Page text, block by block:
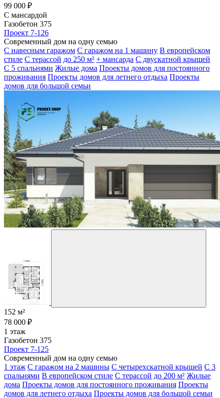
99 000 ₽
С мансардой
Газобетон 375
Проект 7-126
Современный дом на одну семью
С навесным гаражом С гаражом на 1 машину В европейском
стиле С терассой до 250 м² + мансарда С двускатной крышей
С 5 спальнями Жилые дома Проекты домов для постоянного
проживания Проекты домов для летнего отдыха Проекты
домов для большой семьи
152 м²
78 000 ₽
1 этаж
Газобетон 375
Проект 7-125
Современный дом на одну семью
1 этаж С гаражом на 2 машины С четырехскатной крышей С 3
спальнями В европейском стиле С терассой до 200 м² Жилые
дома Проекты домов для постоянного проживания Проекты
домов для летнего отдыха Проекты домов для большой семьи